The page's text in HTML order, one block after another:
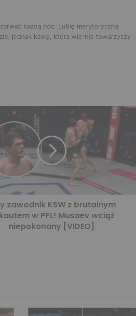
każdą noc. Lubię merytoryczną
jednak kawę, która wiernie towarzyszy
zawodnik KSW z brutalnym
w PFL! Musaev wciąż
niepokonany [VIDEO]